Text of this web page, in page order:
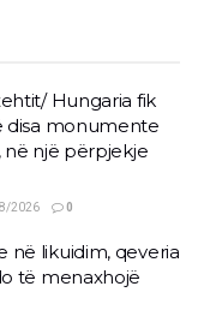
Hungaria fik
disa monumente
një përpjekje
2026 0
në likuidim, qeveria
të menaxhojë